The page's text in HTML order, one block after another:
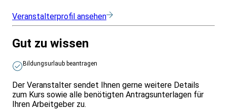
Veranstalterprofil ansehen
Gut zu wissen
Bildungsurlaub beantragen
Der Veranstalter sendet Ihnen gerne weitere Details
zum Kurs sowie alle benötigten Antragsunterlagen für
Ihren Arbeitgeber zu.